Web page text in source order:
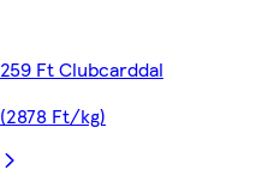
259 Ft Clubcarddal
(2878 Ft/kg)